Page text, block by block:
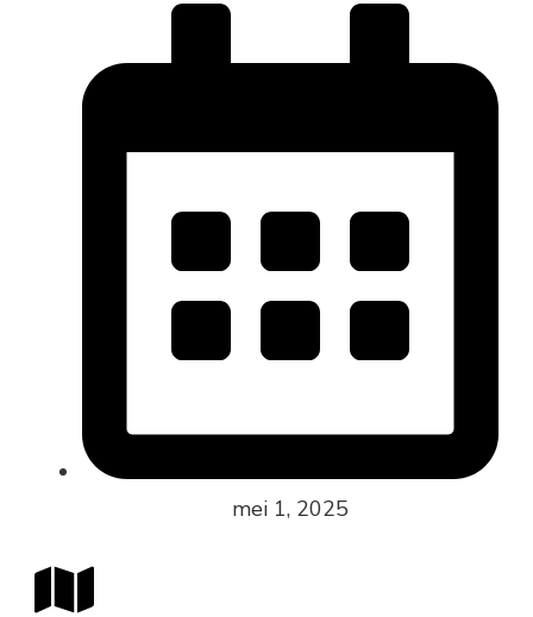
mei 1, 2025